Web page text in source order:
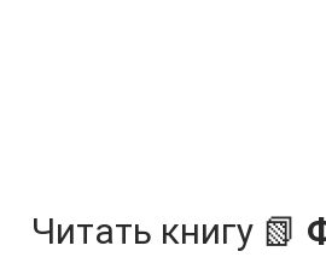
Читать книгу 📗